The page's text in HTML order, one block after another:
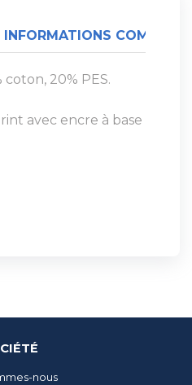
INFORMATIONS
20% PES.
avec encre à base
nous